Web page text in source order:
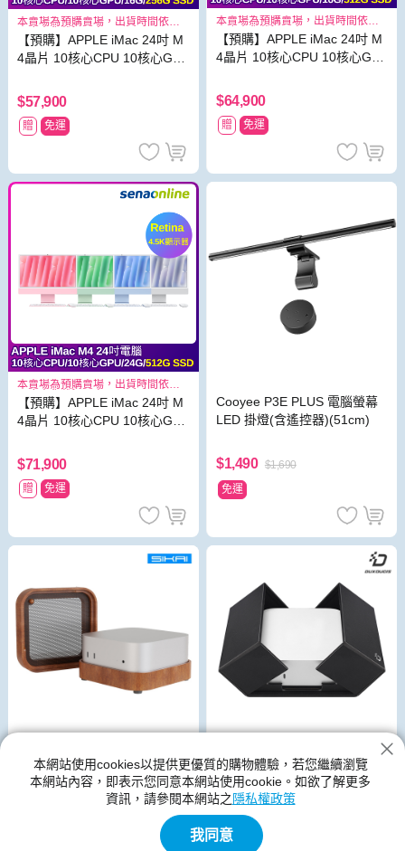
本賣場為預購賣場，出貨時間依照
原廠出貨狀況而定
【預購】APPLE iMac 24吋 M
4晶片 10核心CPU 10核心GP
$57,900
贈 免運
本賣場為預購賣場，出貨時間依照
原廠出貨狀況而定
【預購】APPLE iMac 24吋 M
4晶片 10核心CPU 10核心GP
$64,900
贈 免運
本賣場為預購賣場，出貨時間依照
原廠出貨狀況而定2024/11/07 18:0
【預購】APPLE iMac 24吋 M
4晶片 10核心CPU 10核心GP
$71,900
贈 免運
Cooyee P3E PLUS 電腦螢幕
LED 掛燈(含遙控器)(51cm)
$1,490 $1,690
免運
SIKAI Mac Mini (M4/M4 Pro)
原木散熱增高架
DUX DUCIS Apple 蘋果 Mac
Mini (M4) 磁吸皮紋收納盒
$490 $690
本網站使用cookies以提供更優質的購物體驗，若您繼續瀏覽
本網站內容，即表示您同意本網站使用cookie。如欲了解更多
資訊，請參閱本網站之 隱私權政策
我同意